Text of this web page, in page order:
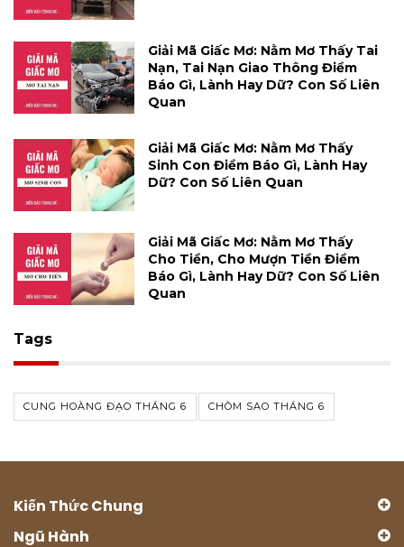
Giải Mã Giấc Mơ: Nằm Mơ Thấy Tai
Nạn, Tai Nạn Giao Thông Điềm
Báo Gì, Lành Hay Dữ? Con Số Liên
Quan
Giải Mã Giấc Mơ: Nằm Mơ Thấy
Sinh Con Điềm Báo Gì, Lành Hay
Dữ? Con Số Liên Quan
Giải Mã Giấc Mơ: Nằm Mơ Thấy
Cho Tiền, Cho Mượn Tiền Điềm
Báo Gì, Lành Hay Dữ? Con Số Liên
Quan
Tags
CUNG HOÀNG ĐẠO THÁNG 6 CHÒM SAO THÁNG 6
Kiến Thức Chung
Ngũ Hành